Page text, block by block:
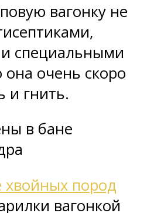
вагонку не
специальными
очень скоро
и гнить.
в бане
хвойных пород
вагонкой